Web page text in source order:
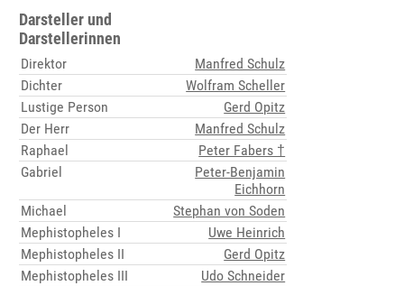
Darsteller und
Darstellerinnen
Direktor
Manfred Schulz
Dichter
Wolfram Scheller
Lustige Person
Gerd Opitz
Der Herr
Manfred Schulz
Raphael
Peter Fabers †
Gabriel
Peter-Benjamin
Eichhorn
Michael
Stephan von Soden
Mephistopheles I
Uwe Heinrich
Mephistopheles II
Gerd Opitz
Mephistopheles III
Udo Schneider